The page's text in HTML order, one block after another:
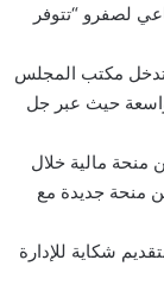
لصفرو “تتوفر
مكتب المجلس
حيث عبر جل
منحة مالية خلال
منحة جديدة مع
شكاية للإدارة